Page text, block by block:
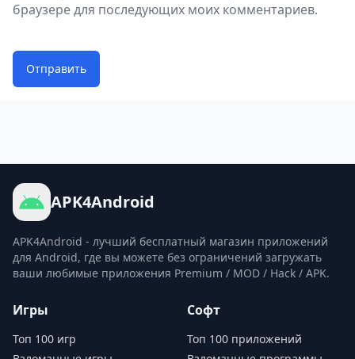
браузере для последующих моих комментариев.
Отправить
APK4Android
APK4Android - лучший бесплатный магазин приложений
для Android, где вы можете без ограничений загружать
ваши любимые приложения Premium / MOD / Hack / APK.
Игры
Топ 100 игр
Софт
Топ 100 приложений